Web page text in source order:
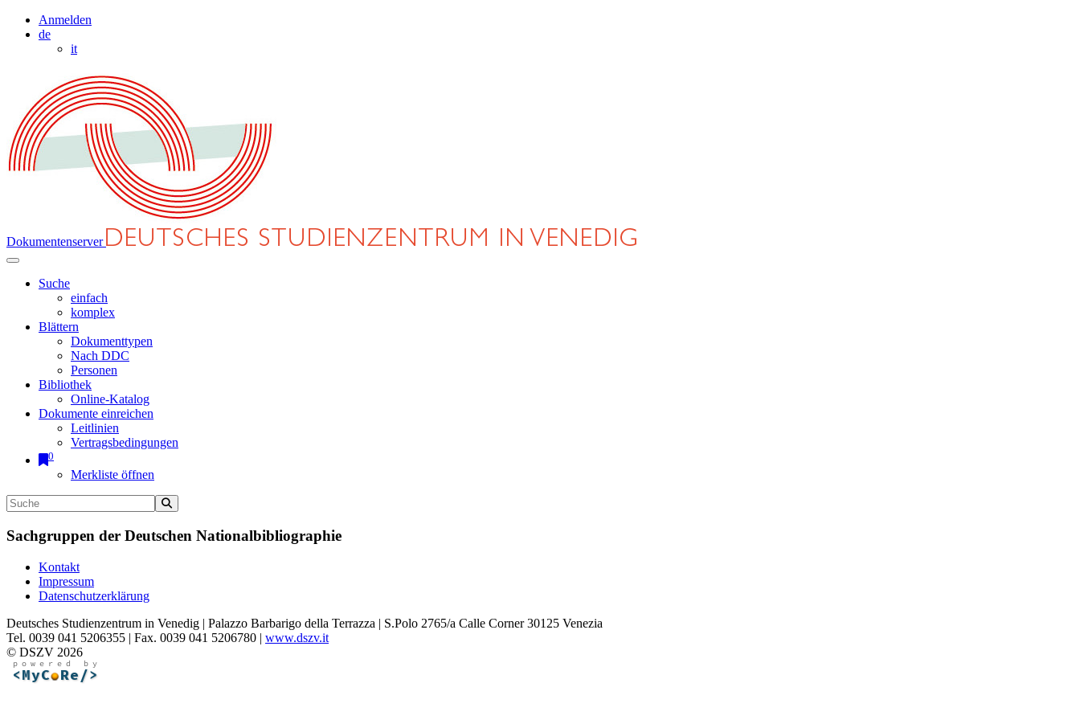
Anmelden
de
it
Dokumentenserver
Suche
einfach
komplex
Blättern
Dokumenttypen
Nach DDC
Personen
Bibliothek
Online-Katalog
Dokumente einreichen
Leitlinien
Vertragsbedingungen
0
Merkliste öffnen
Sachgruppen der Deutschen Nationalbibliographie
Kontakt
Impressum
Datenschutzerklärung
Deutsches Studienzentrum in Venedig | Palazzo Barbarigo della Terrazza | S.Polo 2765/a Calle Corner 30125 Venezia
Tel. 0039 041 5206355 | Fax. 0039 041 5206780 | www.dszv.it
© DSZV 2026